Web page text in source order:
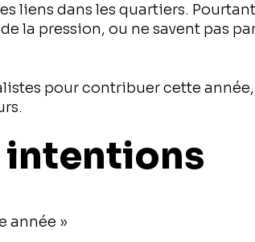
liens dans les quartiers.
la pression, ou ne savent pas
pour contribuer cette année,
intentions
année »